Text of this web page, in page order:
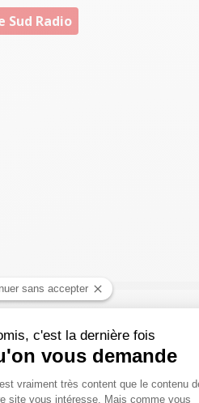
Sud Radio